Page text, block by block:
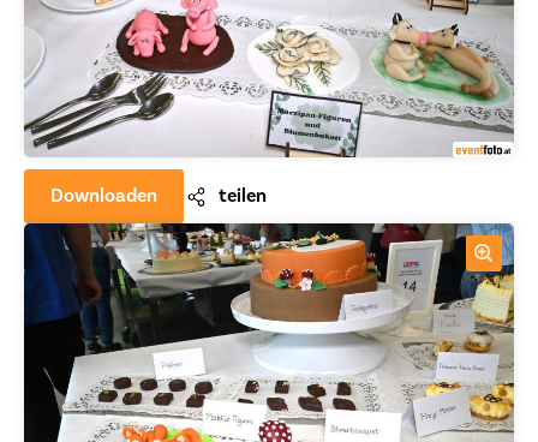
Downloaden teilen